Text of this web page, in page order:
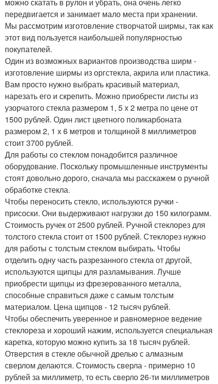
можно скатать в рулон и убрать, она очень легко
передвигается и занимает мало места при хранении.
Мы рассмотрим изготовление створчатой ширмы, так как
этот вид пользуется наибольшей популярностью
покупателей.
Один из возможных вариантов производства ширм -
изготовление ширмы из оргстекла, акрила или пластика.
Вам просто нужно выбрать красивый материал,
нарезать его и скрепить. Можно приобрести листы из
узорчатого стекла размером 1, 5 х 2 метра по цене от
1500 рублей. Один лист цветного поликарбоната
размером 2, 1 х 6 метров и толщиной 8 миллиметров
стоит 3700 рублей.
Для работы со стеклом понадобится различное
оборудование. Поскольку промышленные инструменты
стоят довольно дорого, сначала мы расскажем о ручной
обработке стекла.
Чтобы переносить стекло, используются ручки -
присоски. Они выдерживают нагрузки до 150 килограмм.
Стоимость ручек от 2500 рублей. Ручной стеклорез для
толстого стекла стоит от 1500 рублей. Стеклорез нужно
для работы с толстым стеклом выбирать. Чтобы
отделить одну часть разрезанного стекла от другой,
используются щипцы для разламывания. Лучше
приобрести щипцы из фрезерованного металла,
способные справиться даже с самым толстым
материалом. Цена щипцов - 12 тысяч рублей.
Чтобы обеспечить уверенное и равномерное ведение
стеклореза и хороший нажим, используется специальная
каретка, которую можно купить за 18 тысяч рублей.
Отверстия в стекле обычной дрелью с алмазным
сверлом делаются. Стоимость сверла - примерно 10
рублей за миллиметр, то есть сверло 26-ти миллиметров